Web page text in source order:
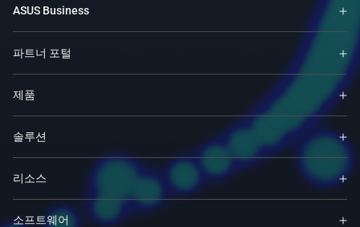
ASUS Business
파트너 포털
제품
솔루션
리소스
소프트웨어